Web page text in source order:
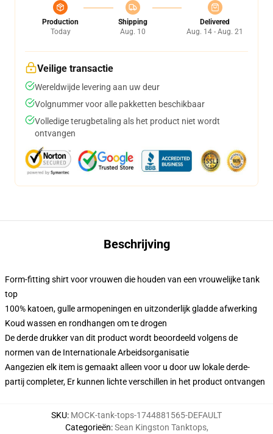
Production
Today
Shipping
Aug. 10
Delivered
Aug. 14 - Aug. 21
Veilige transactie
Wereldwijde levering aan uw deur
Volgnummer voor alle pakketten beschikbaar
Volledige terugbetaling als het product niet wordt
ontvangen
Beschrijving
Form-fitting shirt voor vrouwen die houden van een vrouwelijke tank
top
100% katoen, gulle armopeningen en uitzonderlijk gladde afwerking
Koud wassen en rondhangen om te drogen
De derde drukker van dit product wordt beoordeeld volgens de
normen van de Internationale Arbeidsorganisatie
Aangezien elk item is gemaakt alleen voor u door uw lokale derde-
partij completer, Er kunnen lichte verschillen in het product ontvangen
SKU: MOCK-tank-tops-1744881565-DEFAULT
Categorieën:Sean Kingston Tanktops,